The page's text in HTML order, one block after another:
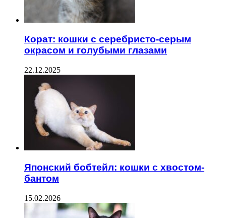
Корат: кошки с серебристо-серым
окрасом и голубыми глазами
22.12.2025
Японский бобтейл: кошки с хвостом-
бантом
15.02.2026